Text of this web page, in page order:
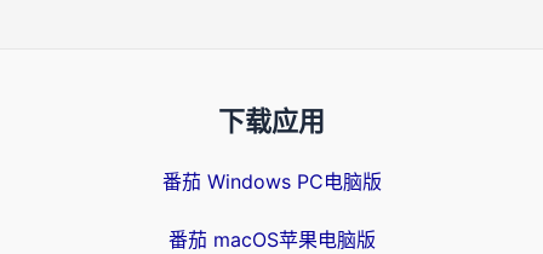
下载应用
番茄 Windows PC电脑版
番茄 macOS苹果电脑版